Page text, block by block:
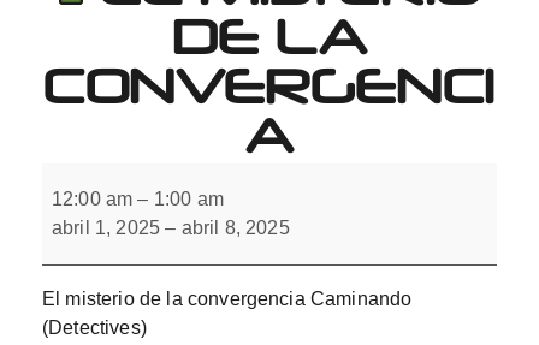
DE LA
CONVERGENCI
A
misterio
de
la
12:00 am – 1:00 am
abril 1, 2025 – abril 8, 2025
El misterio de la convergencia Caminando
(Detectives)